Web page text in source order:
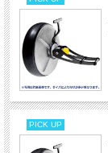
PICK UP